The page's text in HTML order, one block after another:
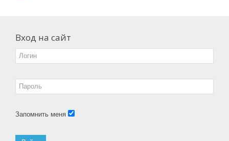
Вход на сайт
Запомнить меня